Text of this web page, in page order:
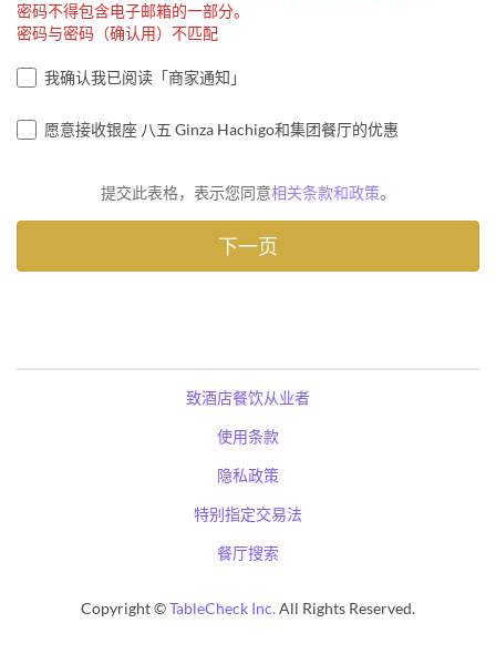
密码不得包含电子邮箱的一部分。
密码与密码（确认用）不匹配
我确认我已阅读「商家通知」
愿意接收银座 八五 Ginza Hachigo和集团餐厅的优惠
提交此表格，表示您同意相关条款和政策。
致酒店餐饮从业者
使用条款
隐私政策
特别指定交易法
餐厅搜索
Copyright ©TableCheck Inc.All Rights Reserved.